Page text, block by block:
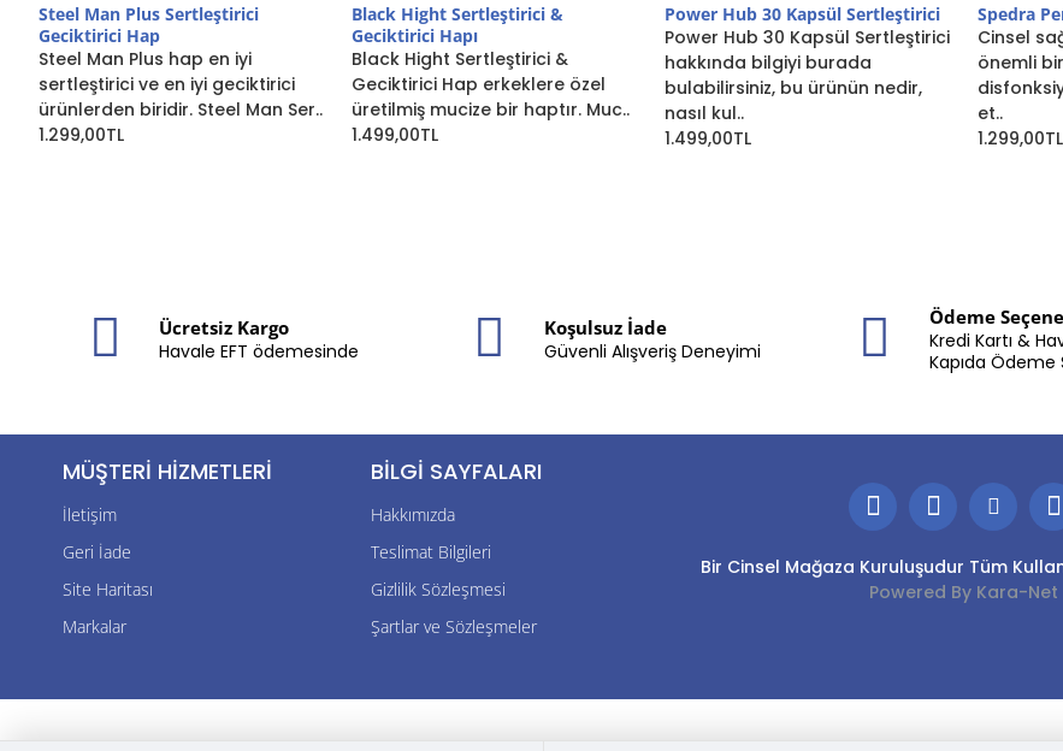
Steel Man Plus Sertleştirici
Geciktirici Hap
Steel Man Plus hap en iyi
sertleştirici ve en iyi geciktirici
ürünlerden biridir. Steel Man Ser..
1.299,00TL
Black Hight Sertleştirici &
Geciktirici Hapı
Black Hight Sertleştirici &
Geciktirici Hap erkeklere özel
üretilmiş mucize bir haptır. Muc..
1.499,00TL
Power Hub 30 Kapsül Sertleştirici
Power Hub 30 Kapsül Sertleştirici
hakkında bilgiyi burada
bulabilirsiniz, bu ürünün nedir,
nasıl kul..
1.499,00TL
Spedra
Cinsel
önemli
et..
1.299,00TL
Ücretsiz Kargo
Havale EFT ödemesinde
Koşulsuz İade
Güvenli Alışveriş Deneyimi
Ödeme
Kredi Kartı &
Kapıda Ödeme
MÜŞTERI HIZMETLERI
İletişim
Geri İade
Site Haritası
Markalar
BILGI SAYFALARI
Hakkımızda
Teslimat Bilgileri
Gizlilik Sözleşmesi
Şartlar ve Sözleşmeler
Bir Cinsel Mağaza Kuruluşudur Tüm
Powered By Kara-Net